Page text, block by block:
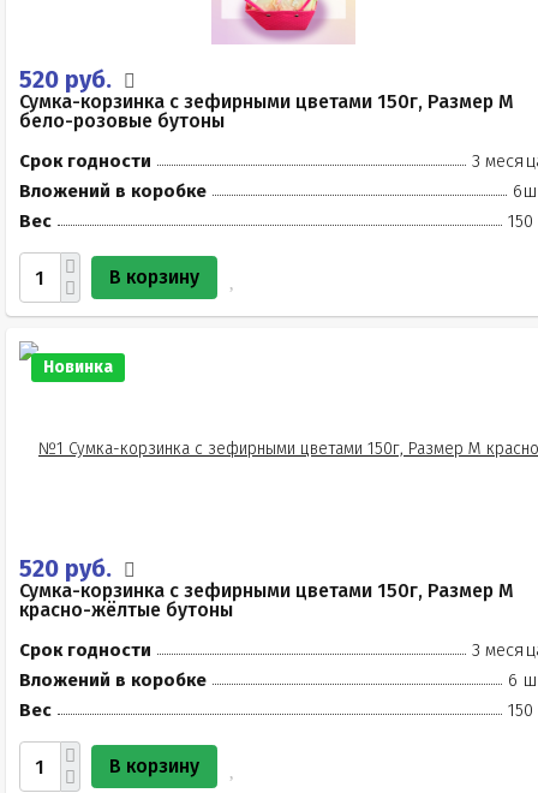
520 руб.
Сумка-корзинка с зефирными цветами 150г, Размер М
бело-розовые бутоны
Срок годности
3
Вложений в коробке
Вес
150
В корзину
Новинка
520 руб.
Сумка-корзинка с зефирными цветами 150г, Размер М
красно-жёлтые бутоны
Срок годности
3
Вложений в коробке
6
Вес
150
В корзину